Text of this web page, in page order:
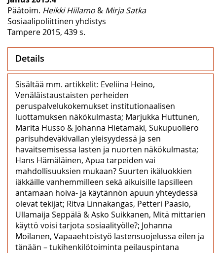
Päätoim. Heikki Hiilamo & Mirja Satka
Sosiaalipoliittinen yhdistys
Tampere 2015, 439 s.
Details
Sisältää mm. artikkelit: Eveliina Heino,
Venäläistaustaisten perheiden
peruspalvelukokemukset institutionaalisen
luottamuksen näkökulmasta; Marjukka Huttunen,
Marita Husso & Johanna Hietamäki, Sukupuoliero
parisuhdeväkivallan yleisyydessä ja sen
havaitsemisessa lasten ja nuorten näkökulmasta;
Hans Hämäläinen, Apua tarpeiden vai
mahdollisuuksien mukaan? Suurten ikäluokkien
iäkkäille vanhemmilleen sekä aikuisille lapsilleen
antamaan hoiva- ja käytännön apuun yhteydessä
olevat tekijät; Ritva Linnakangas, Petteri Paasio,
Ullamaija Seppälä & Asko Suikkanen, Mitä mittarien
käyttö voisi tarjota sosiaalityölle?; Johanna
Moilanen, Vapaaehtoistyö lastensuojelussa eilen ja
tänään – tukihenkilötoiminta peilauspintana